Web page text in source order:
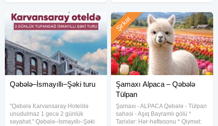
Qəbələ–İsmayıllı–Şəki turu
"Qəbələ Karvansaray Hoteldə
unudulmaz 1 gecə 2 günlük
səyahət." Qəbələ–İsmayıllı–Şəki
Şamaxı Alpaca – Qəbələ
Tülpan
Şamaxı - ALPACA Qəbələ - Tülpan
sahəsi - Aşıq Bayramlı gölü *
Tarixlər: Hər-həftəsonu * Qiymət:
Şirkət